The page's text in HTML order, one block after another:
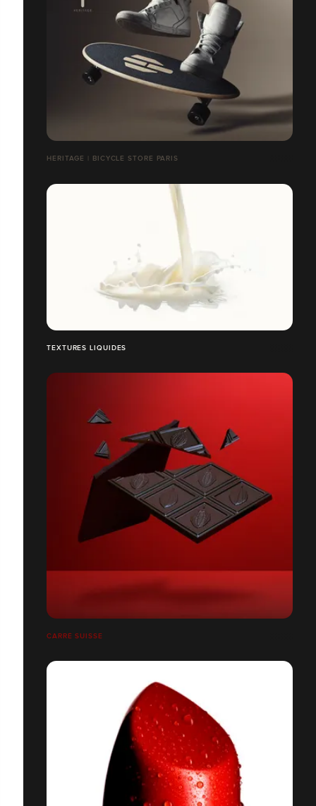
HERITAGE | BICYCLE STORE PARIS
TEXTURES LIQUIDES
CARRÉ SUISSE